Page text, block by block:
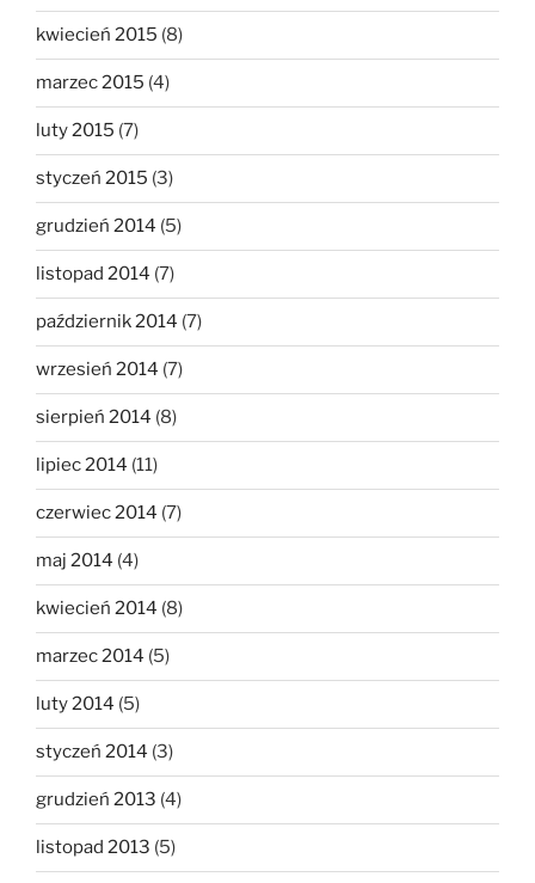
kwiecień 2015 (8)
marzec 2015 (4)
luty 2015 (7)
styczeń 2015 (3)
grudzień 2014 (5)
listopad 2014 (7)
październik 2014 (7)
wrzesień 2014 (7)
sierpień 2014 (8)
lipiec 2014 (11)
czerwiec 2014 (7)
maj 2014 (4)
kwiecień 2014 (8)
marzec 2014 (5)
luty 2014 (5)
styczeń 2014 (3)
grudzień 2013 (4)
listopad 2013 (5)